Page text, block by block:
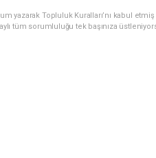
yazarak Topluluk Kuralları’nı kabul
tüm sorumluluğu tek başınıza